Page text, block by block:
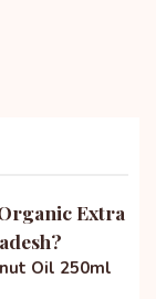
Extra
Oil 250ml